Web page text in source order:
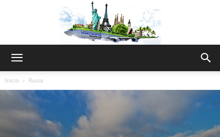
Inicio Rusia